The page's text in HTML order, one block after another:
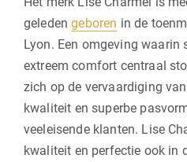
geledengeboren in de
Lyon. Een omgeving waarin
extreem comfort centraal
zich op de vervaardiging
kwaliteit en superbe
veeleisende klanten. Lise
kwaliteit en perfectie ook in